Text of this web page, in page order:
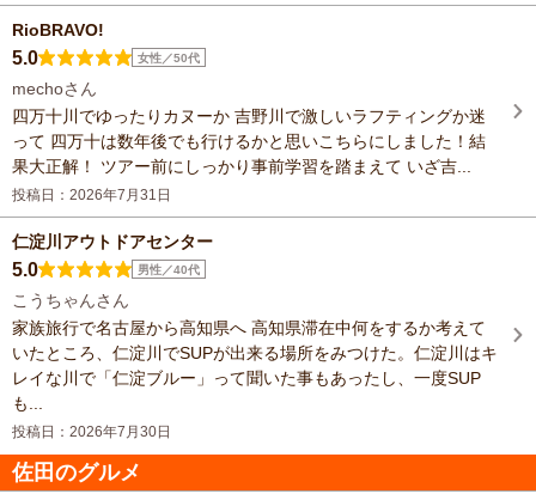
RioBRAVO!
5.0 女性／50代
mechoさん
四万十川でゆったりカヌーか 吉野川で激しいラフティングか迷
って 四万十は数年後でも行けるかと思いこちらにしました！結
果大正解！ ツアー前にしっかり事前学習を踏まえて いざ吉...
投稿日：2026年7月31日
仁淀川アウトドアセンター
5.0 男性／40代
こうちゃんさん
家族旅行で名古屋から高知県へ 高知県滞在中何をするか考えて
いたところ、仁淀川でSUPが出来る場所をみつけた。仁淀川はキ
レイな川で「仁淀ブルー」って聞いた事もあったし、一度SUP
も...
投稿日：2026年7月30日
佐田のグルメ